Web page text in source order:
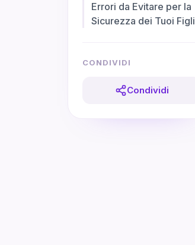
Errori da Evitare per la
Sicurezza dei Tuoi Figli
CONDIVIDI
Condividi